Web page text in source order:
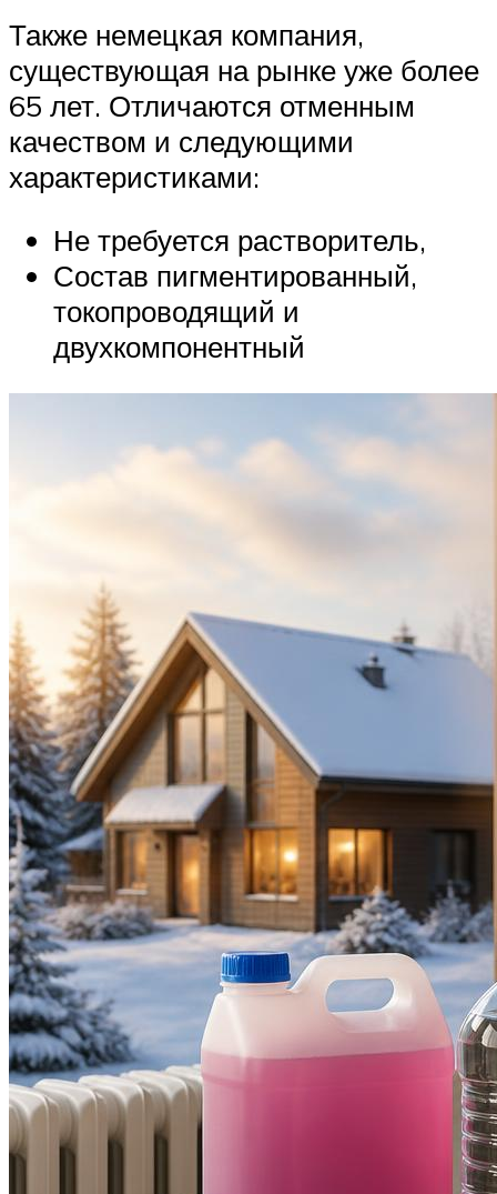
Также немецкая компания,
существующая на рынке уже более
65 лет. Отличаются отменным
качеством и следующими
характеристиками:
Не требуется растворитель,
Состав пигментированный,
токопроводящий и
двухкомпонентный